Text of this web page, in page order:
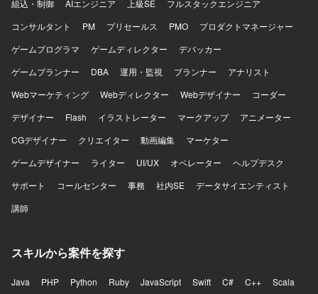
組込・制御
AIエンジニア 上級SE
フルスタックエンジニア
コンサルタント
PM プリセールス PMO
プロダクトマネージャー
ゲームプログラマ
ゲームディレクター
デバッカー
ゲームプランナー
DBA 運用・監視 プランナー
アナリスト
Webマーケティング
Webディレクター Webデザイナー
コーダー
デザイナー
Flash イラストレーター マークアップ
アニメーター
CGデザイナー
クリエイター 動画編集
マーケター
ゲームデザイナー
ライター UI/UX オペレーター
ヘルプデスク
サポート
コールセンター 事務 社内SE
データサイエンティスト
講師
スキルから案件を探す
Java PHP Python Ruby JavaScript Swift C# C++
Scala